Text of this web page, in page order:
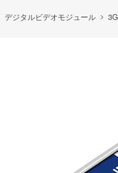
デジタルビデオモジュール